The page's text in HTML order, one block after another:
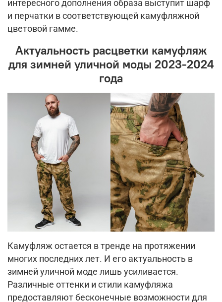
интересного дополнения образа выступит шарф
и перчатки в соответствующей камуфляжной
цветовой гамме.
Актуальность расцветки камуфляж
для зимней уличной моды 2023-2024
года
Камуфляж остается в тренде на протяжении
многих последних лет. И его актуальность в
зимней уличной моде лишь усиливается.
Различные оттенки и стили камуфляжа
предоставляют бесконечные возможности для